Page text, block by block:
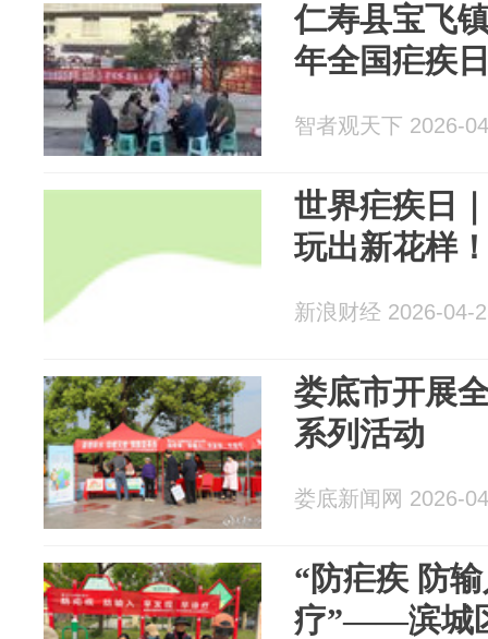
仁寿县宝飞
年全国疟疾
智者观天下 2026-
世界疟疾日
玩出新花样
新浪财经 2026-04-
娄底市开展
系列活动
娄底新闻网 2026-
“防疟疾 防
疗”——滨城